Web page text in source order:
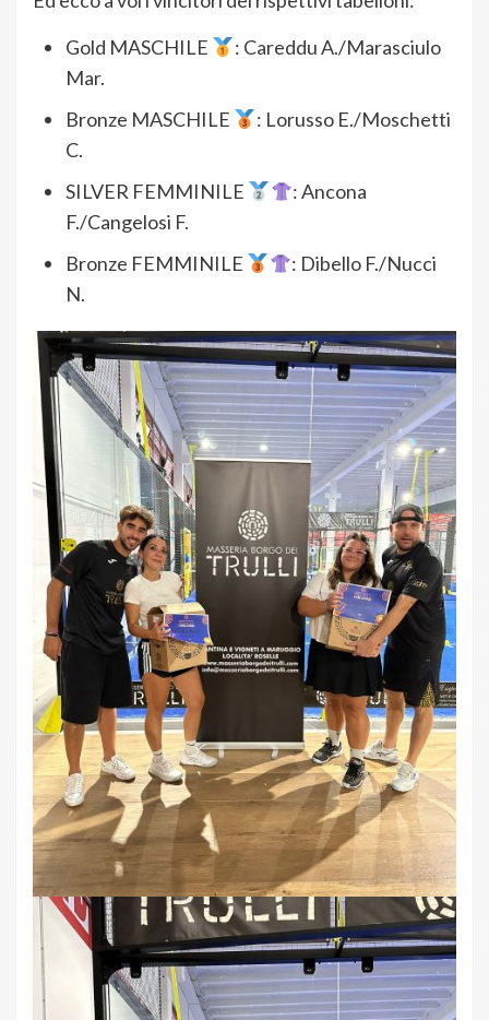
Gold MASCHILE
: Careddu A./Marasciulo
Mar.
Bronze MASCHILE
: Lorusso E./Moschetti
C.
SILVER FEMMINILE
: Ancona
F./Cangelosi F.
Bronze FEMMINILE
: Dibello F./Nucci
N.